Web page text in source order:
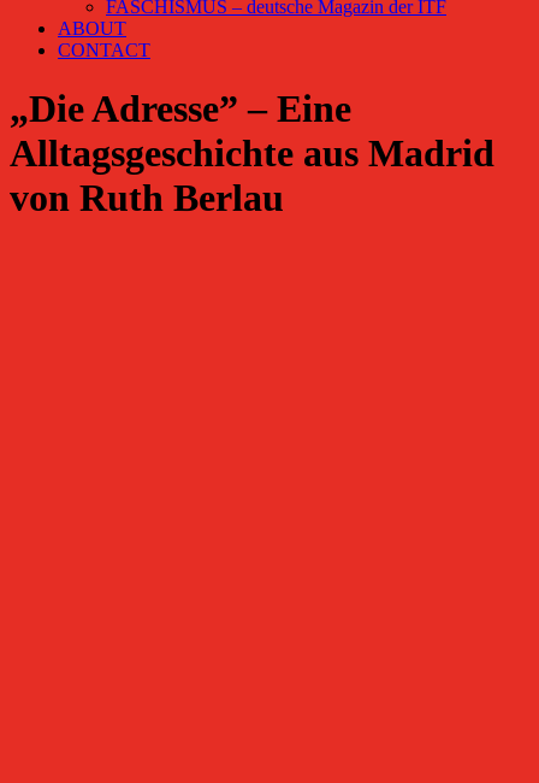
FASCHISMUS – deutsche Magazin der ITF
ABOUT
CONTACT
„Die Adresse” – Eine
Alltagsgeschichte aus Madrid
von Ruth Berlau